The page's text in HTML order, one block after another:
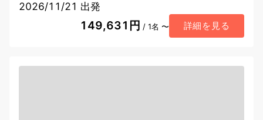
2026/11/21 出発
149,631円 / 1名 〜 詳細を見る